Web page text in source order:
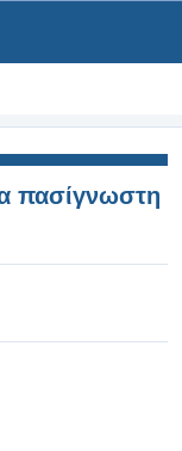
πασίγνωστη